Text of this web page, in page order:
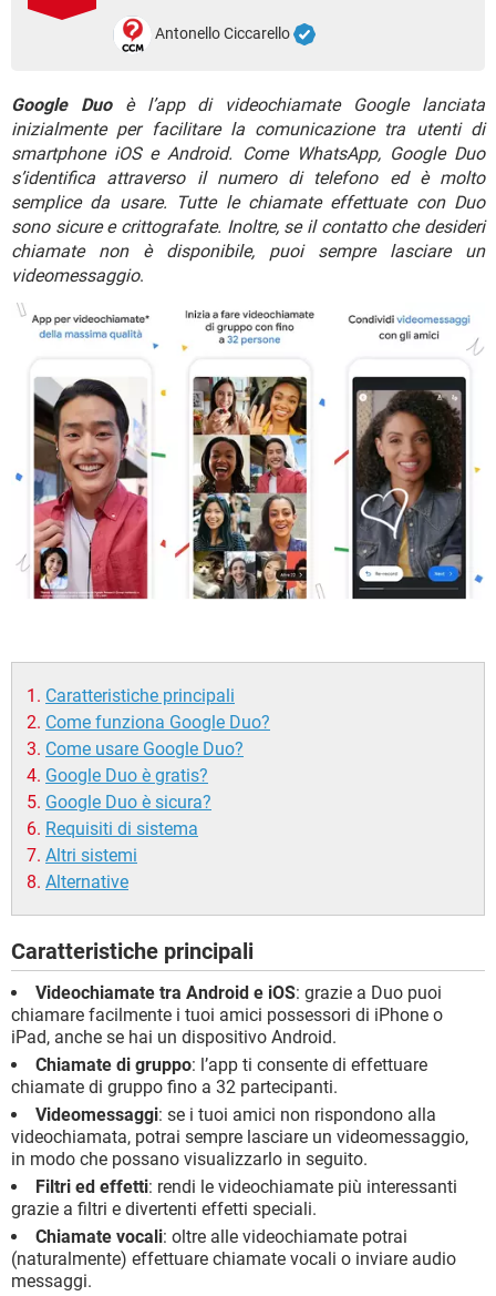
TIKTOK
Antonello Ciccarello
Google Duoè l’app di videochiamate Google lanciata
inizialmente per facilitare la comunicazione tra utenti di
smartphone iOS e Android. Come WhatsApp, Google Duo
s’identifica attraverso il numero di telefono ed è molto
semplice da usare. Tutte le chiamate effettuate con Duo
sono sicure e crittografate. Inoltre, se il contatto che desideri
chiamate non è disponibile, puoi sempre lasciare un
videomessaggio.
Caratteristiche principali
Come funziona Google Duo?
Come usare Google Duo?
Google Duo è gratis?
Google Duo è sicura?
Requisiti di sistema
Altri sistemi
Alternative
Caratteristiche principali
Videochiamate tra Android e iOS: grazie a Duo puoi
chiamare facilmente i tuoi amici possessori di iPhone o
iPad, anche se hai un dispositivo Android.
Chiamate di gruppo: l’app ti consente di effettuare
chiamate di gruppo fino a 32 partecipanti.
Videomessaggi: se i tuoi amici non rispondono alla
videochiamata, potrai sempre lasciare un videomessaggio,
in modo che possano visualizzarlo in seguito.
Filtri ed effetti: rendi le videochiamate più interessanti
grazie a filtri e divertenti effetti speciali.
Chiamate vocali: oltre alle videochiamate potrai
(naturalmente) effettuare chiamate vocali o inviare audio
messaggi.